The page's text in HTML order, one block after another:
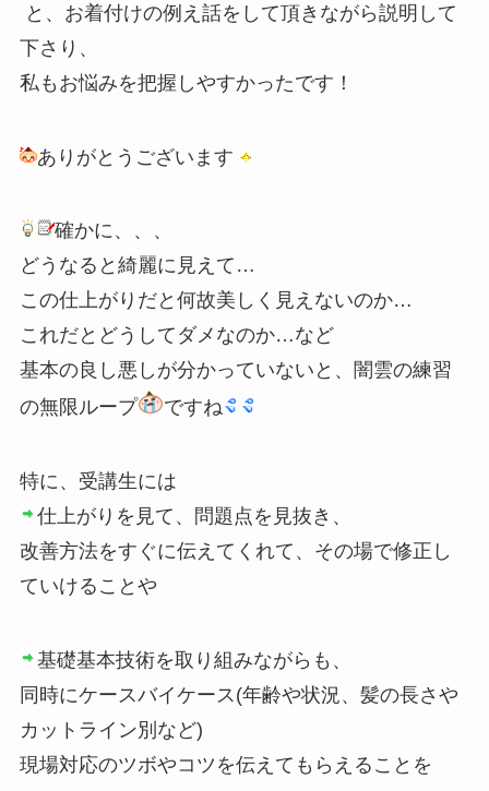
と、お着付けの例え話をして頂きながら説明して
下さり、
私もお悩みを把握しやすかったです！
ありがとうございます
確かに、、、
どうなると綺麗に見えて…
この仕上がりだと何故美しく見えないのか…
これだとどうしてダメなのか…など
基本の良し悪しが分かっていないと、闇雲の練習
の無限ループ
ですね
特に、受講生には
仕上がりを見て、問題点を見抜き、
改善方法をすぐに伝えてくれて、その場で修正し
ていけることや
基礎基本技術を取り組みながらも、
同時にケースバイケース(年齢や状況、髪の長さや
カットライン別など)
現場対応のツボやコツを伝えてもらえることを